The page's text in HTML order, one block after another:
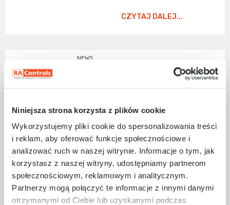
Niniejsza strona korzysta z plików cookie
Wykorzystujemy pliki cookie do spersonalizowania treści
i reklam, aby oferować funkcje społecznościowe i
analizować ruch w naszej witrynie. Informacje o tym, jak
korzystasz z naszej witryny, udostępniamy partnerom
społecznościowym, reklamowym i analitycznym.
Partnerzy mogą połączyć te informacje z innymi danymi
otrzymanymi od Ciebie lub uzyskanymi podczas
CZYTAJ DALEJ...
NEWS
Terminale graficzne z
serii OptixPanel™ –
Lorem ipsum dolor
sit amet, consectetur
adipiscing elit. Ut elit
tellus, luctus nec
ullamcorper mattis,
pulvinar dapibus leo.
CZYTAJ DALEJ...